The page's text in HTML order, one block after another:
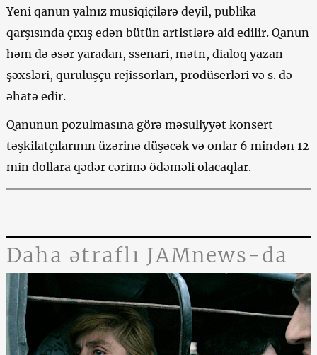
Yeni qanun yalnız musiqiçilərə deyil, publika
qarşısında çıxış edən bütün artistlərə aid edilir. Qanun
həm də əsər yaradan, ssenari, mətn, dialoq yazan
şəxsləri, quruluşçu rejissorları, prodüserləri və s. də
əhatə edir.
Qanunun pozulmasına görə məsuliyyət konsert
təşkilatçılarının üzərinə düşəcək və onlar 6 mindən 12
min dollara qədər cərimə ödəməli olacaqlar.
Daha ətraflı JAMnews-da